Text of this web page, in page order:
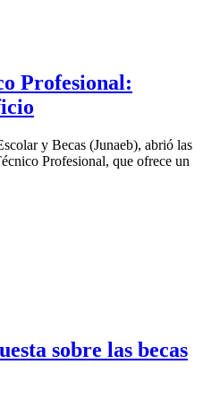
Profesional:
y Becas (Junaeb), abrió las
Profesional, que ofrece un
sobre las becas